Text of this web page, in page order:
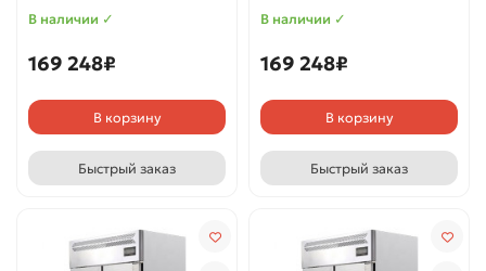
В наличии ✓
169 248₽
В корзину
Быстрый заказ
В наличии ✓
169 248₽
В корзину
Быстрый заказ